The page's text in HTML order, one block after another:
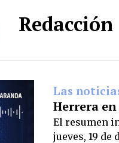
Redacción
Las
Herrera en
El resumen
jueves, 19 de